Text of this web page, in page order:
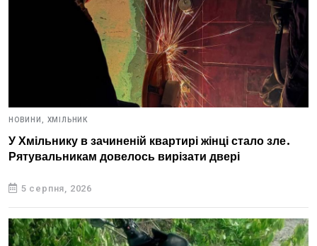
НОВИНИ, ХМІЛЬНИК
У Хмільнику в зачиненій квартирі жінці стало зле.
Рятувальникам довелось вирізати двері
5 серпня, 2026